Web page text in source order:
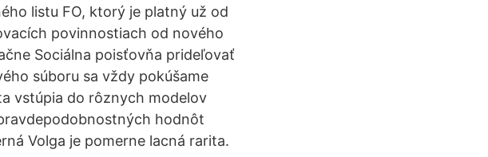
listu FO, ktorý je platný už od
povinnostiach od nového
Sociálna poisťovňa prideľovať
súboru sa vždy pokúšame
vstúpia do rôznych modelov
hodnôt
Volga je pomerne lacná rarita.